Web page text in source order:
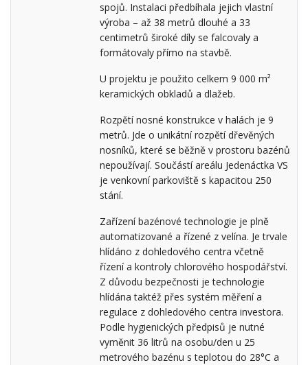
spojů. Instalaci předbíhala jejich vlastní
výroba – až 38 metrů dlouhé a 33
centimetrů široké díly se falcovaly a
formátovaly přímo na stavbě.
U projektu je použito celkem 9 000 m²
keramických obkladů a dlažeb.
Rozpětí nosné konstrukce v halách je 9
metrů. Jde o unikátní rozpětí dřevěných
nosníků, které se běžně v prostoru bazénů
nepoužívají. Součástí areálu Jedenáctka VS
je venkovní parkoviště s kapacitou 250
stání.
Zařízení bazénové technologie je plně
automatizované a řízené z velína. Je trvale
hlídáno z dohledového centra včetně
řízení a kontroly chlorového hospodářství.
Z důvodu bezpečnosti je technologie
hlídána taktéž přes systém měření a
regulace z dohledového centra investora.
Podle hygienických předpisů je nutné
vyměnit 36 litrů na osobu/den u 25
metrového bazénu s teplotou do 28°C a